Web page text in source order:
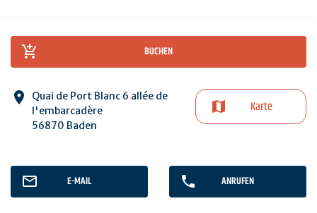
BUCHEN
Quai de Port Blanc 6 allée de
l'embarcadère
56870 Baden
Karte
E-MAIL ANRUFEN